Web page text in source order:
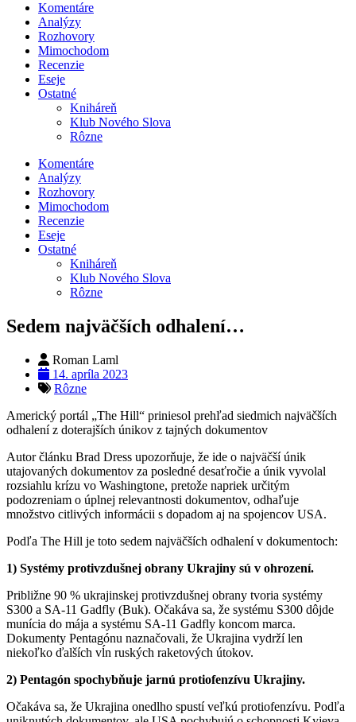
Komentáre
Analýzy
Rozhovory
Mimochodom
Recenzie
Eseje
Ostatné
Kniháreň
Klub Nového Slova
Rôzne
Komentáre
Analýzy
Rozhovory
Mimochodom
Recenzie
Eseje
Ostatné
Kniháreň
Klub Nového Slova
Rôzne
Sedem najväčších odhalení…
Roman Laml
14. apríla 2023
Rôzne
Americký portál „The Hill“ priniesol prehľad siedmich najväčších
odhalení z doterajších únikov z tajných dokumentov
Autor článku Brad Dress upozorňuje, že ide o najväčší únik
utajovaných dokumentov za posledné desaťročie a únik vyvolal
rozsiahlu krízu vo Washingtone, pretože napriek určitým
podozreniam o úplnej relevantnosti dokumentov, odhaľuje
množstvo citlivých informácii s dopadom aj na spojencov USA.
Podľa The Hill je toto sedem najväčších odhalení v dokumentoch:
1) Systémy protivzdušnej obrany Ukrajiny sú v ohrození.
Približne 90 % ukrajinskej protivzdušnej obrany tvoria systémy
S300 a SA-11 Gadfly (Buk). Očakáva sa, že systému S300 dôjde
munícia do mája a systému SA-11 Gadfly koncom marca.
Dokumenty Pentagónu naznačovali, že Ukrajina vydrží len
niekoľko ďalších vĺn ruských raketových útokov.
2) Pentagón spochybňuje jarnú protiofenzívu Ukrajiny.
Očakáva sa, že Ukrajina onedlho spustí veľkú protiofenzívu. Podľa